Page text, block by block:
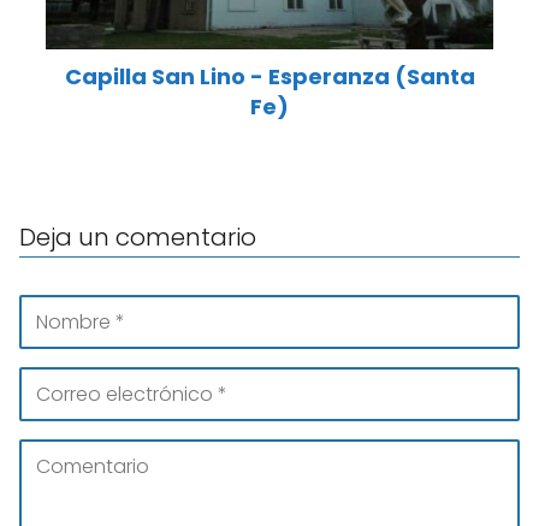
Capilla San Lino - Esperanza (Santa
Fe)
Deja un comentario